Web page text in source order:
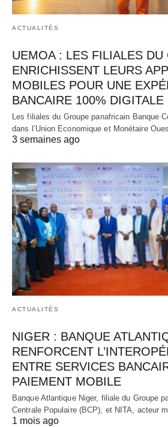
ACTUALITÉS
UEMOA : LES FILIALES DU
ENRICHISSENT LEURS
MOBILES POUR UNE
BANCAIRE 100% DIGITALE
Les filiales du Groupe panafricain Banque
dans l’Union Economique et Monétaire
3 semaines ago
ACTUALITÉS
NIGER : BANQUE
RENFORCENT
ENTRE SERVICES
PAIEMENT MOBILE
Banque Atlantique Niger, filiale du Groupe
Centrale Populaire (BCP), et NITA, acteur
1 mois ago